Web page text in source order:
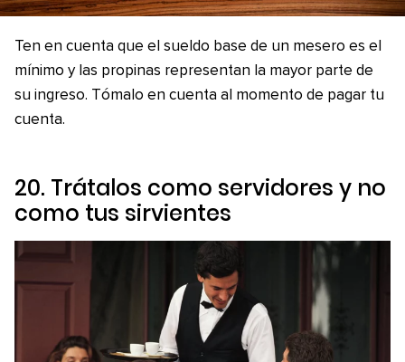
Ten en cuenta que el sueldo base de un mesero es el
mínimo y las propinas representan la mayor parte de
su ingreso. Tómalo en cuenta al momento de pagar tu
cuenta.
20. Trátalos como servidores y no
como tus sirvientes